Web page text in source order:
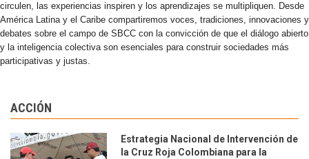
circulen, las experiencias inspiren y los aprendizajes se multipliquen. Desde
América Latina y el Caribe compartiremos voces, tradiciones, innovaciones y
debates sobre el campo de SBCC con la convicción de que el diálogo abierto
y la inteligencia colectiva son esenciales para construir sociedades más
participativas y justas.
ACCIÓN
Estrategia Nacional de Intervención de
la Cruz Roja Colombiana para la